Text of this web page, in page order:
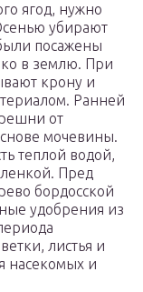
ягод, нужно
убирают
посажены
в землю. При
крону и
Ранней
от
мочевины.
теплой водой,
Пред
бордосской
удобрения из
листья и
насекомых и